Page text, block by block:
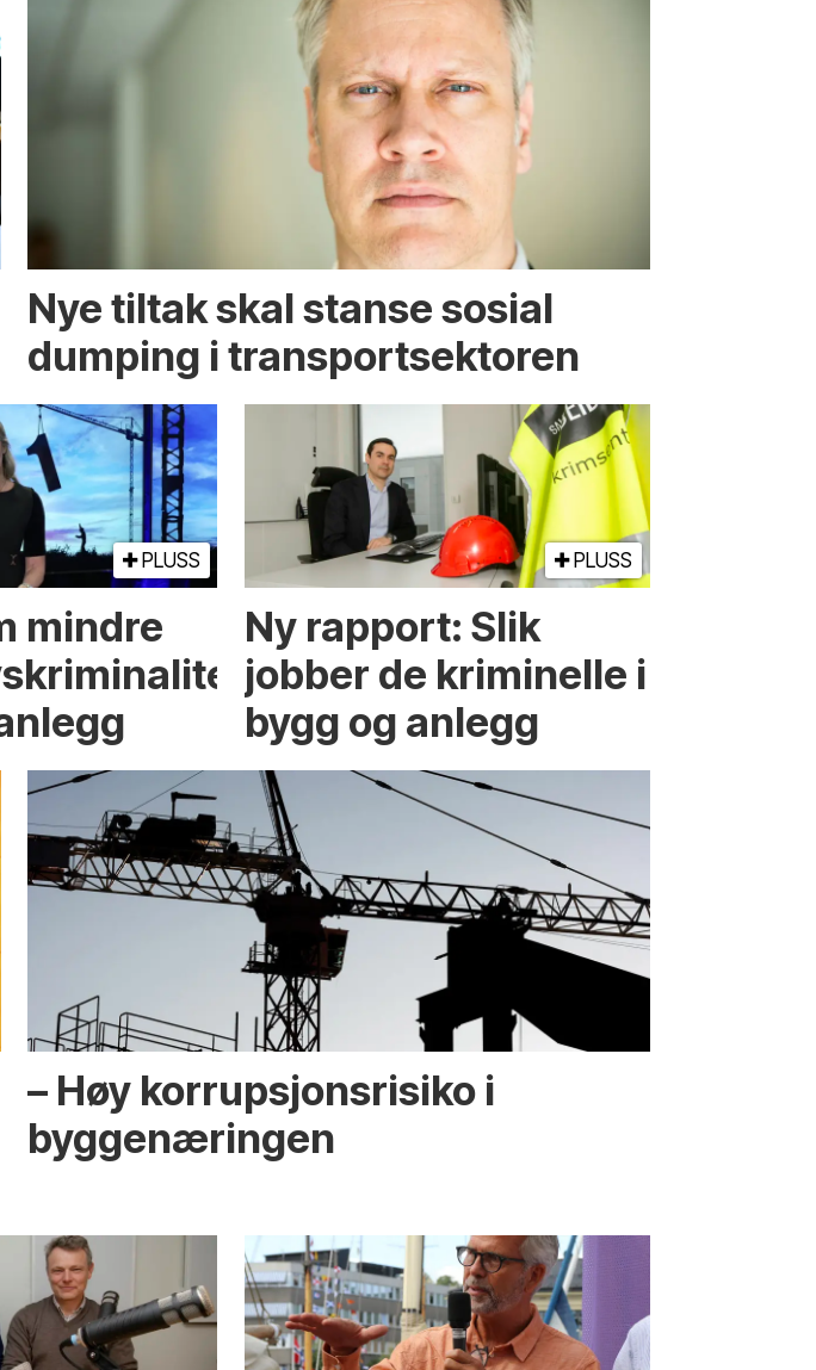
Nye tiltak skal stanse sosial
dumping i transportsektoren
PLUSS
mindre
PLUSS
Ny rapport: Slik
jobber de kriminelle i
bygg og anlegg
– Høy korrupsjonsrisiko i
byggenæringen